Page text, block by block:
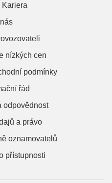
Kariera
nízkých cen
podmínky
řád
odpovědnost
a právo
oznamovatelů
přístupnosti